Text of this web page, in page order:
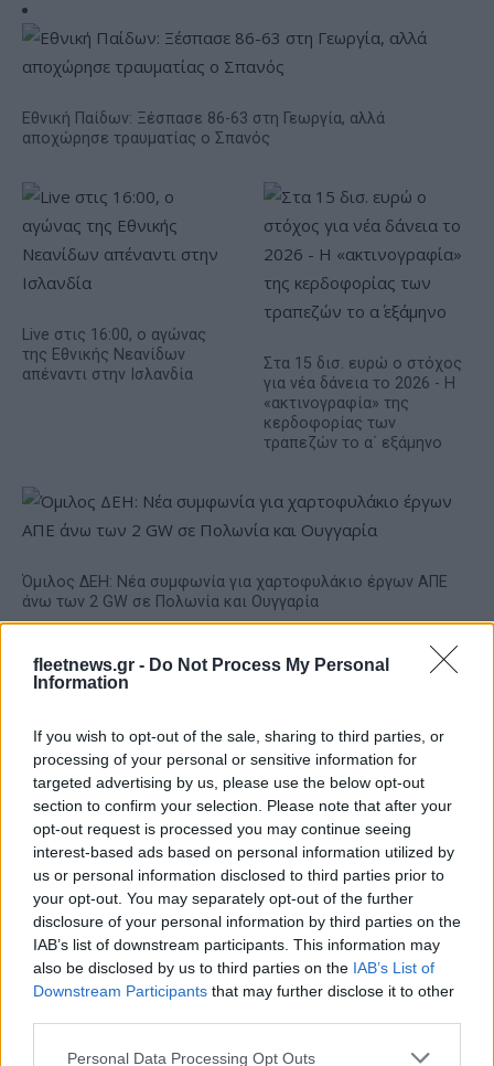
fleetnews.gr - Do Not Process My Personal
Information
If you wish to opt-out of the sale, sharing to third parties, or
processing of your personal or sensitive information for
targeted advertising by us, please use the below opt-out
section to confirm your selection. Please note that after your
opt-out request is processed you may continue seeing
interest-based ads based on personal information utilized by
us or personal information disclosed to third parties prior to
your opt-out. You may separately opt-out of the further
disclosure of your personal information by third parties on the
IAB’s list of downstream participants. This information may
also be disclosed by us to third parties on the IAB’s List of
Downstream Participants that may further disclose it to other
Please note that this website/app uses one or more Google
Personal Data Processing Opt Outs
Εθνική Παίδων: Ξέσπασε 86-63 στη Γεωργία, αλλά
αποχώρησε τραυματίας ο Σπανός
Live στις 16:00, ο αγώνας
της Εθνικής Νεανίδων
απέναντι στην Ισλανδία
Στα 15 δισ. ευρώ ο στόχος
για νέα δάνεια το 2026 - Η
«ακτινογραφία» της
κερδοφορίας των
τραπεζών το α΄ εξάμηνο
Όμιλος ΔΕΗ: Νέα συμφωνία για χαρτοφυλάκιο έργων ΑΠΕ
άνω των 2 GW σε Πολωνία και Ουγγαρία
Fourlis: Συμφωνία για την
πώληση συμμετοχής στο
Sofia South Ring Mall έναντι
49,35 εκατ. ευρώ
ΣΚΑΪ: Ολοκληρώθηκε η
θητεία του Γρηγόρη
Δημητριάδη - Ο Γιάννης
Αλαφούζος επιστρέφει στη
θέση του CEO